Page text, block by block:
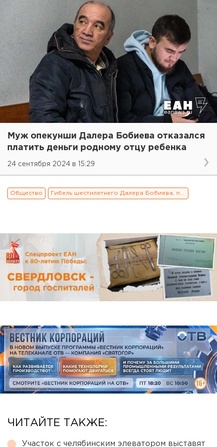
Муж опекунши Далера Бобиева отказался
платить деньги родному отцу ребенка
24 сентября 2024 в 15:29
Общество Гибель шестилетнего Далера Бобиева, потрясшая Екатеринбург
ЧИТАЙТЕ ТАКЖЕ:
Участок с челябинским элеватором выставят